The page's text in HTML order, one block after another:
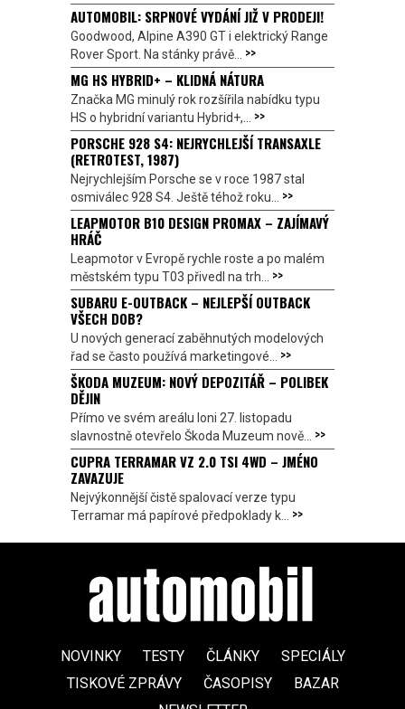
AUTOMOBIL: SRPNOVÉ VYDÁNÍ JIŽ V PRODEJI!
Goodwood, Alpine A390 GT i elektrický Range
Rover Sport. Na stánky právě... >>
MG HS HYBRID+ – KLIDNÁ NÁTURA
Značka MG minulý rok rozšířila nabídku typu
HS o hybridní variantu Hybrid+,... >>
PORSCHE 928 S4: NEJRYCHLEJŠÍ TRANSAXLE
(RETROTEST, 1987)
Nejrychlejším Porsche se v roce 1987 stal
osmiválec 928 S4. Ještě téhož roku... >>
LEAPMOTOR B10 DESIGN PROMAX – ZAJÍMAVÝ
HRÁČ
Leapmotor v Evropě rychle roste a po malém
městském typu T03 přivedl na trh... >>
SUBARU E-OUTBACK – NEJLEPŠÍ OUTBACK
VŠECH DOB?
U nových generací zaběhnutých modelových
řad se často používá marketingové... >>
ŠKODA MUZEUM: NOVÝ DEPOZITÁŘ – POLIBEK
DĚJIN
Přímo ve svém areálu loni 27. listopadu
slavnostně otevřelo Škoda Muzeum nově... >>
CUPRA TERRAMAR VZ 2.0 TSI 4WD – JMÉNO
ZAVAZUJE
Nejvýkonnější čistě spalovací verze typu
Terramar má papírové předpoklady k... >>
NOVINKY TESTY ČLÁNKY
SPECIÁLY
TISKOVÉ ZPRÁVY
ČASOPISY
BAZAR